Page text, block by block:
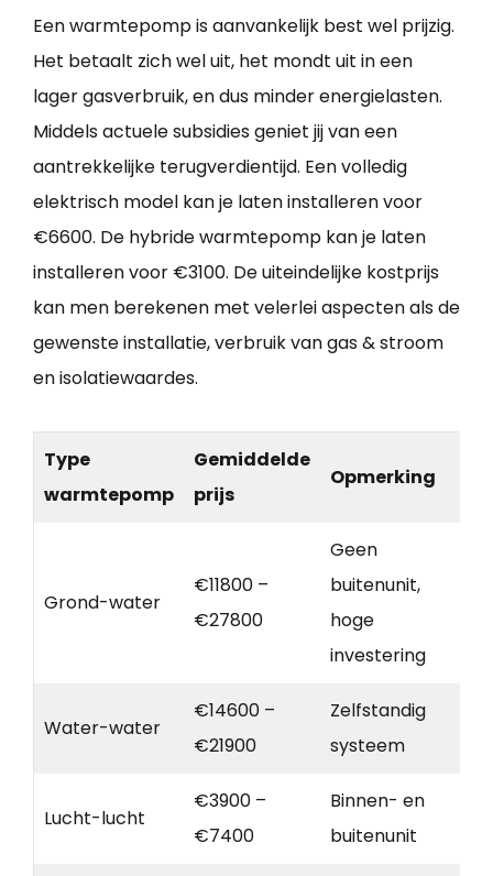
Een warmtepomp is aanvankelijk best wel prijzig.
Het betaalt zich wel uit, het mondt uit in een
lager gasverbruik, en dus minder energielasten.
Middels actuele subsidies geniet jij van een
aantrekkelijke terugverdientijd. Een volledig
elektrisch model kan je laten installeren voor
€6600. De hybride warmtepomp kan je laten
installeren voor €3100. De uiteindelijke kostprijs
kan men berekenen met velerlei aspecten als de
gewenste installatie, verbruik van gas & stroom
en isolatiewaardes.
Type
warmtepomp
Gemiddelde
prijs
Opmerking
Grond-water
€11800 –
€27800
Geen
buitenunit,
hoge
investering
Water-water
€14600 –
€21900
Zelfstandig
systeem
Lucht-lucht
€3900 –
€7400
Binnen- en
buitenunit